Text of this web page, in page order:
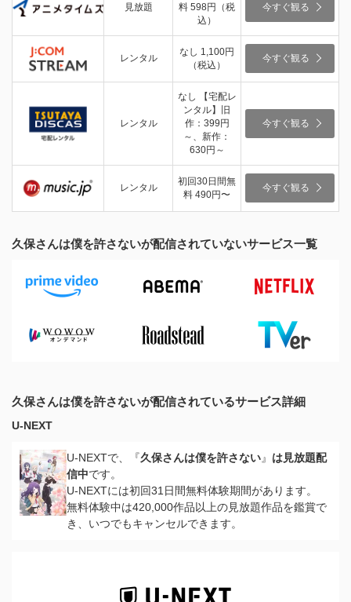
見放題
料 598円（税
込）
今すぐ観る
レンタル
なし 1,100円
（税込）
今すぐ観る
レンタル
なし 【宅配レ
ンタル】旧
作：399円
～、新作：
630円～
今すぐ観る
レンタル
初回30日間無
料 490円〜
今すぐ観る
久保さんは僕を許さないが配信されていないサービス一覧
久保さんは僕を許さないが配信されているサービス詳細
U-NEXT
U-NEXTで、『久保さんは僕を許さない』 は見放題配
信中です。
U-NEXTには初回31日間無料体験期間があります。
無料体験中は420,000作品以上の見放題作品を鑑賞で
き、いつでもキャンセルできます。